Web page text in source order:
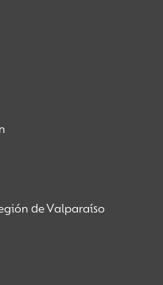
de Valparaíso